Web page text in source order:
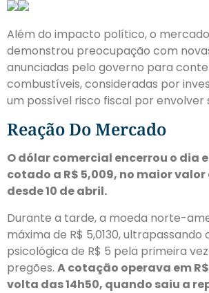
Além do impacto político, o
demonstrou preocupação com
anunciadas pelo governo para
combustíveis, consideradas por
um possível risco fiscal por envolver
Reação Do Mercado
O dólar comercial encerrou o dia
cotado a R$ 5,009, no maior
desde 10 de abril.
Durante a tarde, a moeda norte-
máxima de R$ 5,0130, ultrapassando
psicológica de R$ 5 pela primeira
pregões. A cotação operava em
volta das 14h50, quando saiu a